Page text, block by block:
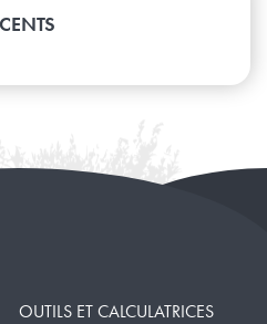
OUTILS ET CALCULATRICES